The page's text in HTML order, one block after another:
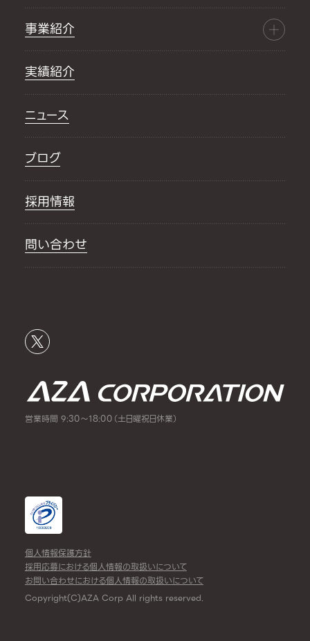
事業紹介
実績紹介
ニュース
ブログ
採用情報
問い合わせ
営業時間 9:30～18:00（土日曜祝日休業）
個人情報保護方針
採用応募における個人情報の取扱いについて
お問い合わせにおける個人情報の取扱いについて
Copyright(C)AZA Corp All rights reserved.